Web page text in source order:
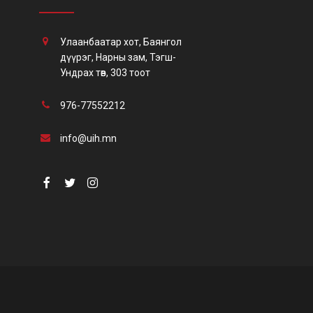
Улаанбаатар хот, Баянгол
дүүрэг, Нарны зам, Тэгш-
Ундрах төв, 303 тоот
976-77552212
info@uih.mn